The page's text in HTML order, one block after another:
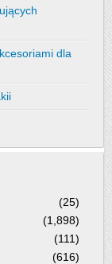
dla
(25)
(1,898)
(111)
(616)